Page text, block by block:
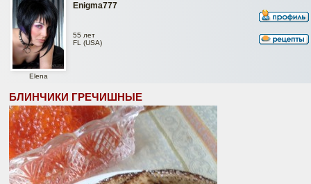
Enigma777
Elena
55 лет
FL (USA)
БЛИНЧИКИ ГРЕЧИШНЫЕ